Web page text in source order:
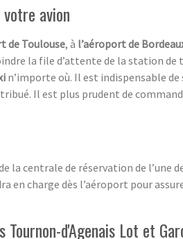
avion
de Toulouse, à l’aéroport de
la file d’attente de la station de
n’importe où. Il est indispensable
Il est plus prudent de
la centrale de réservation de l’une
en charge dès l’aéroport pour
d'Agenais Lot et